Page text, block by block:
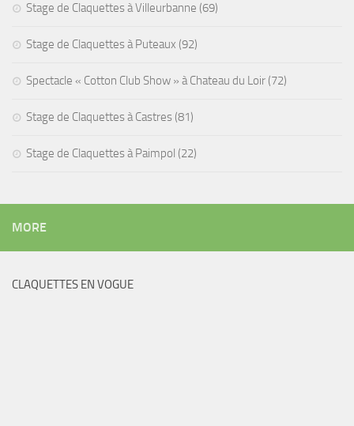
s
u
l
Stage de Claquettes à Villeurbanne (69)
Stage de Claquettes à Puteaux (92)
Spectacle « Cotton Club Show » à Chateau du Loir (72)
Stage de Claquettes à Castres (81)
Stage de Claquettes à Paimpol (22)
MORE
CLAQUETTES EN VOGUE